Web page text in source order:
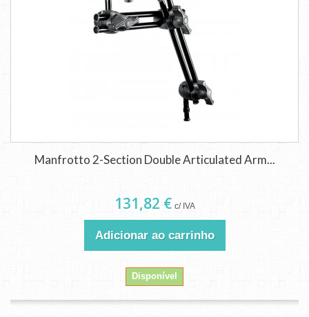
Manfrotto 2-Section Double Articulated Arm...
131,82 € c/ IVA
Adicionar ao carrinho
Disponível